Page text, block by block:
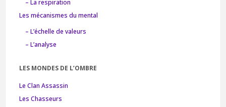
– La respiration
Les mécanismes du mental
– L’échelle de valeurs
– L’analyse
LES MONDES DE L’OMBRE
Le Clan Assassin
Les Chasseurs